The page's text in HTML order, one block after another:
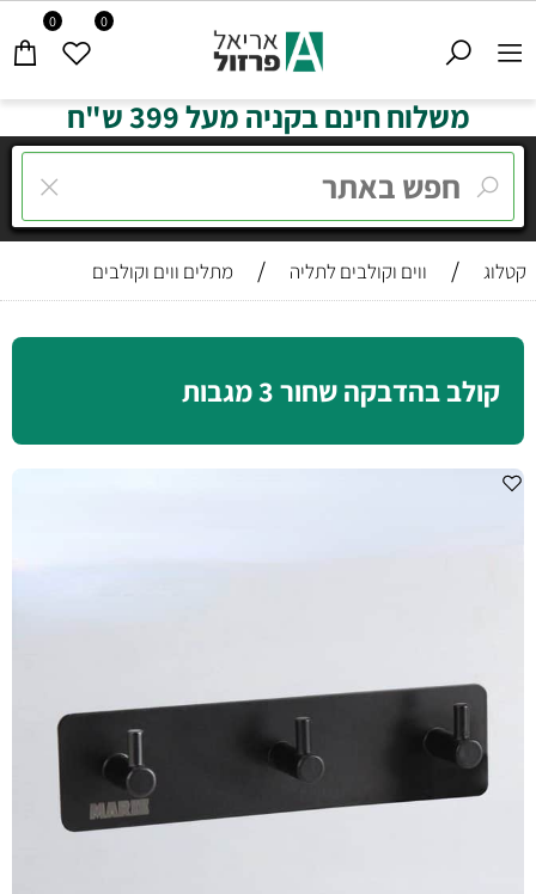
0 0
משלוח חינם בקניה מעל 399 ש"ח
קטלוג / ווים וקולבים לתליה / מתלים ווים וקולבים
קולב בהדבקה שחור 3 מגבות